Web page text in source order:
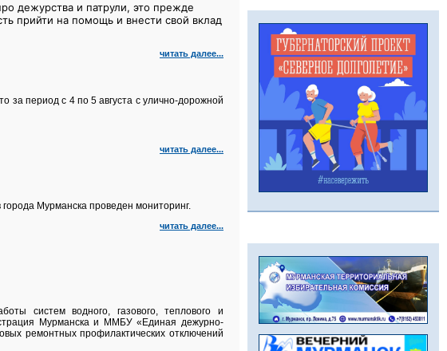
дежурства и патрули, это прежде
прийти на помощь и внести свой вклад
читать далее...
за период с 4 по 5 августа с улично‑дорожной
читать далее...
Мурманска проведен мониторинг.
читать далее...
систем водного, газового, теплового и
Мурманска и ММБУ «Единая дежурно-
ремонтных профилактических отключений